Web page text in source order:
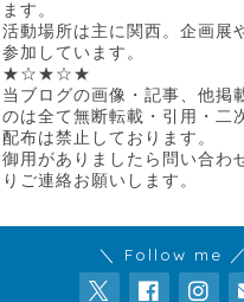
ます。
活動場所は主に関西。企画展
参加しています。
★☆★☆★
当ブログの画像・記事、他掲
のは全て無断転載・引用・二
配布は禁止しております。
御用がありましたら問い合わ
りご連絡お願いします。
＼ Follow me ／